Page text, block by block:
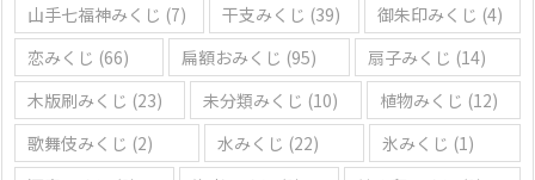
山手七福神みくじ (7) 干支みくじ (39) 御朱印みくじ (4)
恋みくじ (66) 扁額おみくじ (95) 扇子みくじ (14)
木版刷みくじ (23) 未分類みくじ (10) 植物みくじ (12)
歌舞伎みくじ (2) 水みくじ (22) 氷みくじ (1)